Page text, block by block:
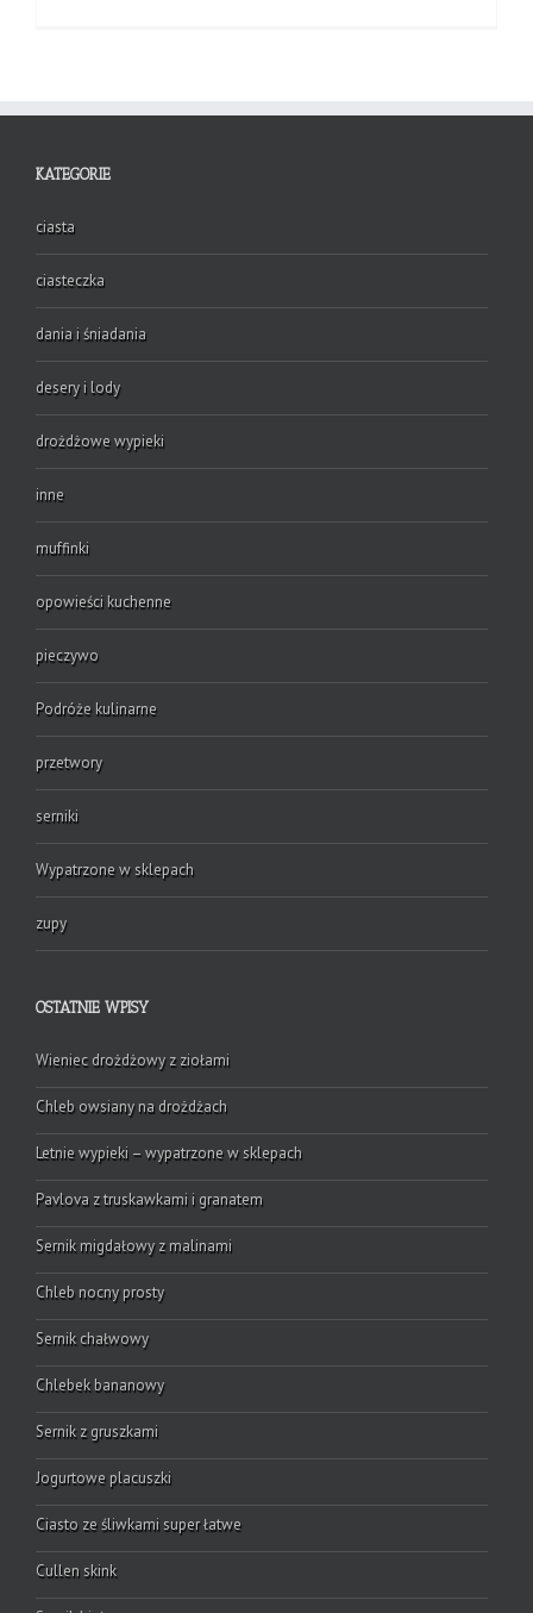
KATEGORIE
ciasta
ciasteczka
dania i śniadania
desery i lody
drożdżowe wypieki
inne
muffinki
opowieści kuchenne
pieczywo
Podróże kulinarne
przetwory
serniki
Wypatrzone w sklepach
zupy
OSTATNIE WPISY
Wieniec drożdżowy z ziołami
Chleb owsiany na drożdżach
Letnie wypieki – wypatrzone w sklepach
Pavlova z truskawkami i granatem
Sernik migdałowy z malinami
Chleb nocny prosty
Sernik chałwowy
Chlebek bananowy
Sernik z gruszkami
Jogurtowe placuszki
Ciasto ze śliwkami super łatwe
Cullen skink